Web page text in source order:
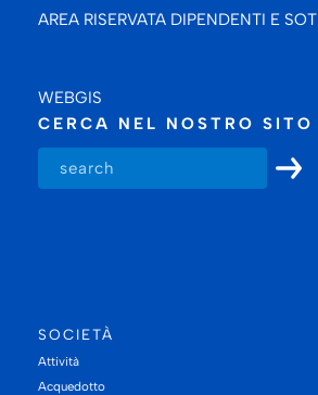
AREA RISERVATA DIPENDENTI E SOT
WEBGIS
CERCA NEL NOSTRO SITO
SOCIETÀ
Attività
Acquedotto